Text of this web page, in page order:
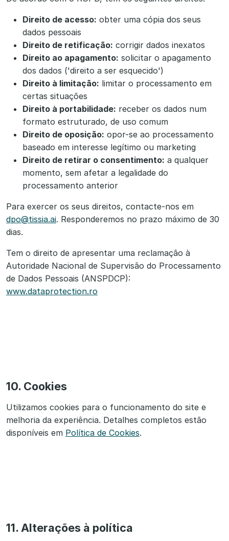
Direito de acesso: obter uma cópia dos seus
dados pessoais
Direito de retificação: corrigir dados inexatos
Direito ao apagamento: solicitar o apagamento
dos dados ('direito a ser esquecido')
Direito à limitação: limitar o processamento em
certas situações
Direito à portabilidade: receber os dados num
formato estruturado, de uso comum
Direito de oposição: opor-se ao processamento
baseado em interesse legítimo ou marketing
Direito de retirar o consentimento: a qualquer
momento, sem afetar a legalidade do
processamento anterior
Para exercer os seus direitos, contacte-nos em
dpo@tissia.ai. Responderemos no prazo máximo de 30
dias.
Tem o direito de apresentar uma reclamação à
Autoridade Nacional de Supervisão do Processamento
de Dados Pessoais (ANSPDCP):
www.dataprotection.ro
10. Cookies
Utilizamos cookies para o funcionamento do site e
melhoria da experiência. Detalhes completos estão
disponíveis em Política de Cookies.
11. Alterações à política